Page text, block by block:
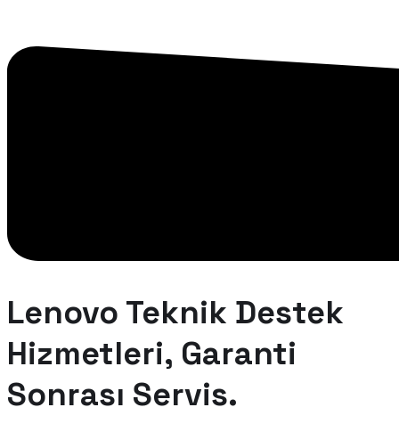
Lenovo Teknik Destek
Hizmetleri, Garanti
Sonrası Servis.